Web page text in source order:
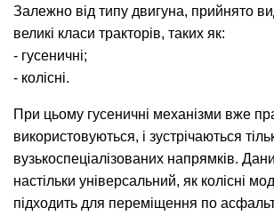
Залежно від типу двигуна, прийнято
великі класи тракторів, таких як:
- гусеничні;
- колісні.
При цьому гусеничні механізми вже
використовуються, і зустрічаються
вузькоспеціалізованих напрямків.
настільки універсальний, як колісні
підходить для переміщення по